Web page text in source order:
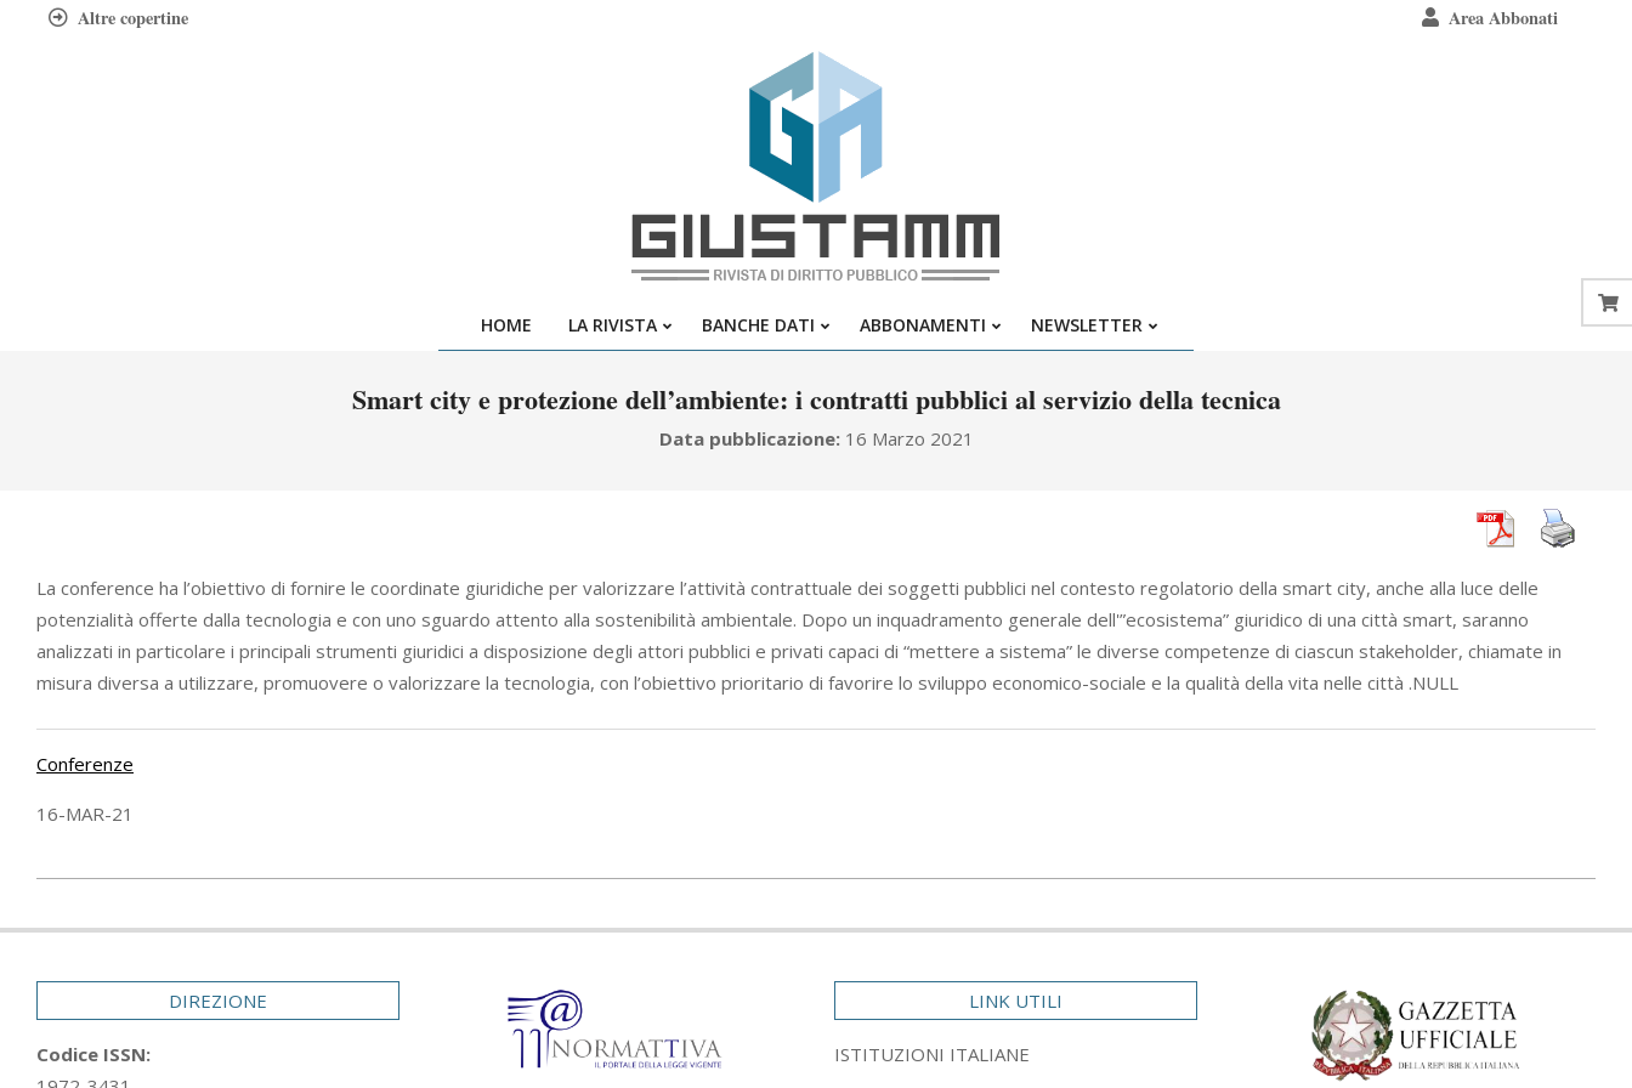
Altre copertine Area Abbonati
Giustamm
Primary
Menu
HOME LA RIVISTA BANCHE DATI ABBONAMENTI NEWSLETTER
Smart city e protezione dell’ambiente: i contratti pubblici al servizio della tecnica
Data pubblicazione:16 Marzo 2021
La conference ha l’obiettivo di fornire le coordinate giuridiche per valorizzare l’attività contrattuale dei soggetti pubblici nel contesto regolatorio della smart city, anche alla luce delle
potenzialità offerte dalla tecnologia e con uno sguardo attento alla sostenibilità ambientale. Dopo un inquadramento generale dell'”ecosistema” giuridico di una città smart, saranno
analizzati in particolare i principali strumenti giuridici a disposizione degli attori pubblici e privati capaci di “mettere a sistema” le diverse competenze di ciascun stakeholder, chiamate in
misura diversa a utilizzare, promuovere o valorizzare la tecnologia, con l’obiettivo prioritario di favorire lo sviluppo economico-sociale e la qualità della vita nelle città .NULL
Conferenze
16-MAR-21
03-
DIREZIONE
Codice ISSN:
LINK UTILI
ISTITUZIONI ITALIANE